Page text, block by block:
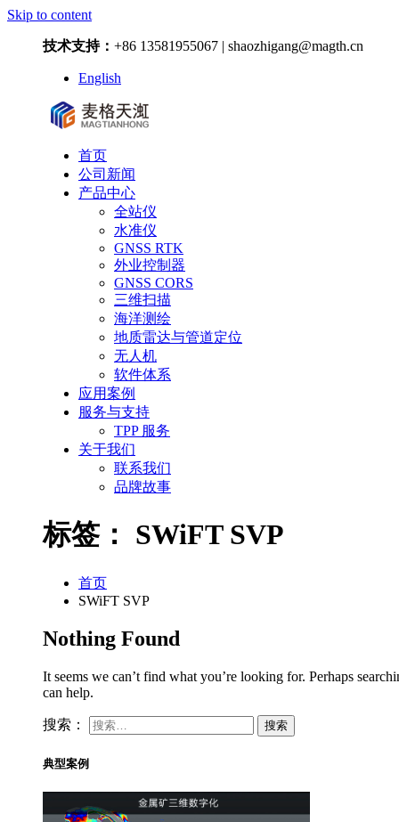
Skip to content
技术支持： +86 13581955067 | shaozhigang@magth.cn
English
首页
公司新闻
产品中心
全站仪
水准仪
GNSS RTK
外业控制器
GNSS CORS
三维扫描
海洋测绘
地质雷达与管道定位
无人机
软件体系
应用案例
服务与支持
TPP 服务
关于我们
联系我们
品牌故事
标签： SWiFT SVP
首页
SWiFT SVP
Nothing Found
It seems we can’t find what you’re looking for. Perhaps
can help.
搜索：
典型案例